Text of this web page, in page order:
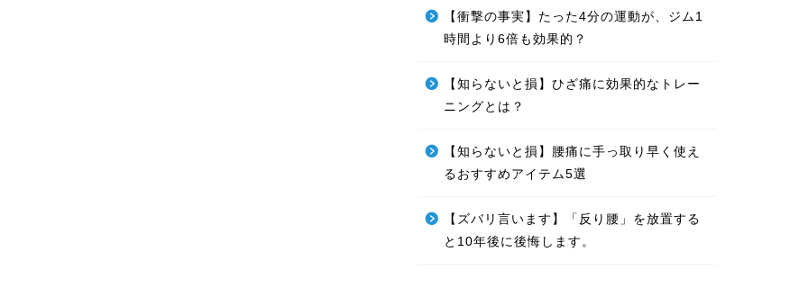
【衝撃の事実】たった4分の運動が、ジム1
時間より6倍も効果的？
【知らないと損】ひざ痛に効果的なトレー
ニングとは？
【知らないと損】腰痛に手っ取り早く使え
るおすすめアイテム5選
【ズバリ言います】「反り腰」を放置する
と10年後に後悔します。